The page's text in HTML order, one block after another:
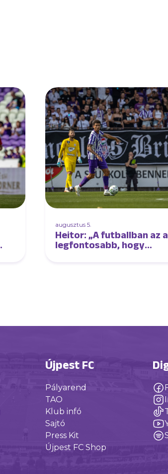
augusztus 5.
Heitor: „A futballban az a
legfontosabb, hogy
Újpest FC
Pályarend
TAO
Klub infó
Sajtó
Press Kit
Újpest FC Shop